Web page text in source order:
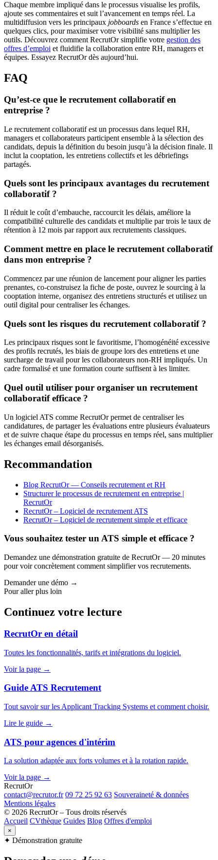
Chaque membre impliqué dans le processus visualise les profils,
ajoute ses commentaires et suit l’avancement en temps réel. La
multidiffusion vers les principaux jobboards en France s’effectue en
quelques clics, pour maximiser votre visibilité sans multiplier les
outils. Découvrez comment RecrutOr simplifie votre gestion des
offres d’emploi et fluidifie la collaboration entre RH, managers et
équipes. Essayez RecrutOr dès aujourd’hui.
FAQ
Qu’est-ce que le recrutement collaboratif en
entreprise ?
Le recrutement collaboratif est un processus dans lequel RH,
managers et collaborateurs participent ensemble à la sélection des
candidats, depuis la définition du besoin jusqu’à la décision finale. Il
inclut la cooptation, les entretiens collectifs et les débriefings
partagés.
Quels sont les principaux avantages du recrutement
collaboratif ?
Il réduit le coût d’embauche, raccourcit les délais, améliore la
compatibilité culturelle des candidats et multiplie par trois le taux de
rétention à 12 mois par rapport aux recrutements classiques.
Comment mettre en place le recrutement collaboratif
dans mon entreprise ?
Commencez par une réunion de lancement pour aligner les parties
prenantes, co-construisez la fiche de poste, ouvrez le sourcing à la
cooptation interne, organisez des entretiens structurés et utilisez un
outil digital pour centraliser les échanges.
Quels sont les risques du recrutement collaboratif ?
Les principaux risques sont le favoritisme, l’homogénéité excessive
des profils recrutés, les biais de groupe lors des entretiens et une
surcharge de travail pour les collaborateurs non-RH impliqués. Un
cadre formalisé et une formation courte suffisent à les limiter.
Quel outil utiliser pour organiser un recrutement
collaboratif efficace ?
Un logiciel ATS comme RecrutOr permet de centraliser les
candidatures, de partager les évaluations entre plusieurs évaluateurs
et de suivre chaque étape du processus en temps réel, sans multiplier
les échanges email désorganisés.
Recommandation
Blog RecrutOr — Conseils recrutement et RH
Structurer le processus de recrutement en entreprise |
RecrutOr
RecrutOr – Logiciel de recrutement ATS
RecrutOr – Logiciel de recrutement simple et efficace
Vous souhaitez tester un ATS simple et efficace ?
Demandez une démonstration gratuite de RecrutOr — 20 minutes
pour voir concrètement comment simplifier vos recrutements.
Demander une démo →
Pour aller plus loin
Continuez votre lecture
RecrutOr en détail
Toutes les fonctionnalités, tarifs et intégrations du logiciel.
Voir la page →
Guide ATS Recrutement
Tout savoir sur les Applicant Tracking Systems et comment choisir.
Lire le guide →
ATS pour agences d'intérim
La solution adaptée aux forts volumes et à la rotation rapide.
Voir la page →
RecrutOr
contact@recrutor.fr 09 72 25 92 63 Souveraineté & données
Mentions légales
© 2026 RecrutOr – Tous droits réservés
Accueil CVthèque Guides Blog Offres d'emploi
×
✦ Démonstration gratuite